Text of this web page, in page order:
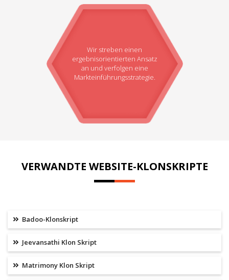
Wir streben einen
ergebnisorientierten Ansatz
an und verfolgen eine
Markteinführungsstrategie.
VERWANDTE WEBSITE-KLONSKRIPTE
Badoo-Klonskript
Jeevansathi Klon Skript
Matrimony Klon Skript